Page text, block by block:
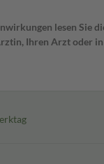
lesen Sie
Ihren Arzt oder